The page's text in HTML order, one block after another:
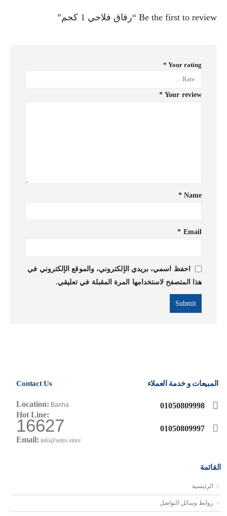
Be the first to review “رقاق فلاحي 1 كجم”
Your rating
*
Your review
*
Name
*
Email
*
احفظ اسمي، بريدي الإلكتروني، والموقع الإلكتروني في
هذا المتصفح لاستخدامها المرة المقبلة في تعليقي.
المبيعات و خدمة العملاء
01050809998
01050809997
Contact Us
Location: Banha
Hot Line:
16627
Email: info@setro.store
القائمة
الرئيسية
روابط وسائل التواصل